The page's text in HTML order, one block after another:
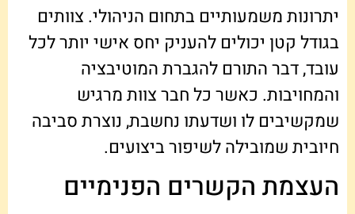
יתרונות משמעותיים בתחום הניהולי. צוותים
בגודל קטן יכולים להעניק יחס אישי יותר לכל
עובד, דבר התורם להגברת המוטיבציה
והמחויבות. כאשר כל חבר צוות מרגיש
שמקשיבים לו ושדעתו נחשבת, נוצרת סביבה
חיובית שמובילה לשיפור ביצועים.
העצמת הקשרים הפנימיים